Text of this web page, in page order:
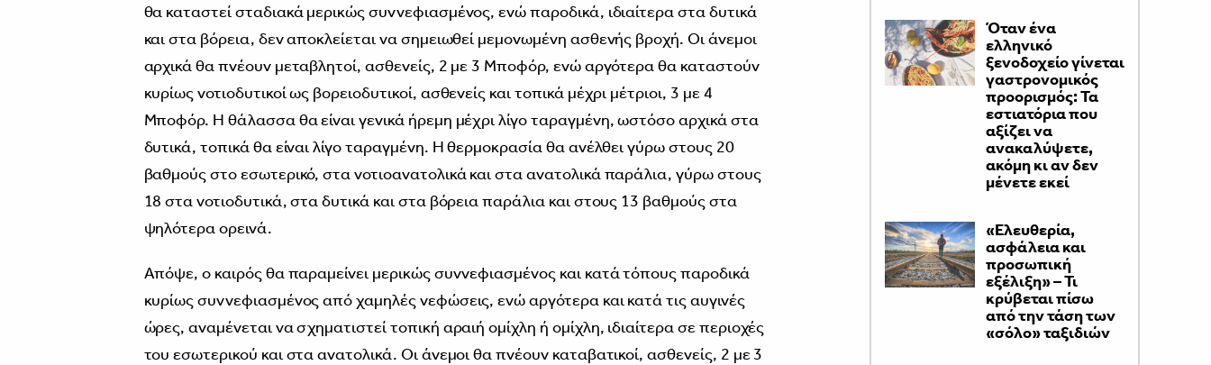
θα καταστεί σταδιακά μερικώς συννεφιασμένος, ενώ παροδικά, ιδιαίτερα στα δυτικά
και στα βόρεια, δεν αποκλείεται να σημειωθεί μεμονωμένη ασθενής βροχή. Οι άνεμοι
αρχικά θα πνέουν μεταβλητοί, ασθενείς, 2 με 3 Μποφόρ, ενώ αργότερα θα καταστούν
κυρίως νοτιοδυτικοί ως βορειοδυτικοί, ασθενείς και τοπικά μέχρι μέτριοι, 3 με 4
Μποφόρ. Η θάλασσα θα είναι γενικά ήρεμη μέχρι λίγο ταραγμένη, ωστόσο αρχικά στα
δυτικά, τοπικά θα είναι λίγο ταραγμένη. Η θερμοκρασία θα ανέλθει γύρω στους 20
βαθμούς στο εσωτερικό, στα νοτιοανατολικά και στα ανατολικά παράλια, γύρω στους
18 στα νοτιοδυτικά, στα δυτικά και στα βόρεια παράλια και στους 13 βαθμούς στα
ψηλότερα ορεινά.
Απόψε, ο καιρός θα παραμείνει μερικώς συννεφιασμένος και κατά τόπους παροδικά
κυρίως συννεφιασμένος από χαμηλές νεφώσεις, ενώ αργότερα και κατά τις αυγινές
ώρες, αναμένεται να σχηματιστεί τοπική αραιή ομίχλη ή ομίχλη, ιδιαίτερα σε περιοχές
του εσωτερικού και στα ανατολικά. Οι άνεμοι θα πνέουν καταβατικοί, ασθενείς, 2 με 3
Όταν ένα
ελληνικό
ξενοδοχείο γίνεται
γαστρονομικός
προορισμός: Τα
εστιατόρια που
αξίζει να
ανακαλύψετε,
ακόμη κι αν δεν
μένετε εκεί
«Ελευθερία,
ασφάλεια και
προσωπική
εξέλιξη» – Τι
κρύβεται πίσω
από την τάση των
«σόλο» ταξιδιών